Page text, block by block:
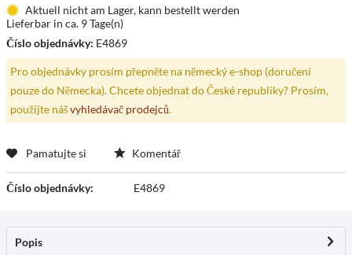
Aktuell nicht am Lager, kann bestellt werden
Lieferbar in ca. 9 Tage(n)
Číslo objednávky: E4869
Pro objednávky prosím přepněte na německý e-shop (doručení
pouze do Německa). Chcete objednat do České republiky? Prosím,
použijte nášvyhledávač prodejců.
Pamatujte si Komentář
Číslo objednávky: E4869
Popis